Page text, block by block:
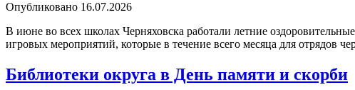
Опубликовано 16.07.2026
В июне во всех школах Черняховска работали летние
игровых мероприятий, которые в течение всего месяца для отрядов
Библиотеки округа в День памяти и скорби